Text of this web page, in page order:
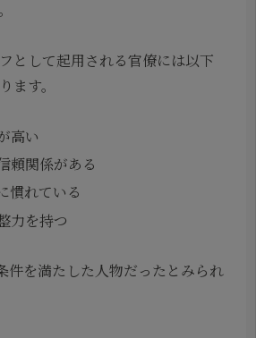
として起用される官僚には以下
ます。
高い
頼関係がある
慣れている
力を持つ
件を満たした人物だったとみられ